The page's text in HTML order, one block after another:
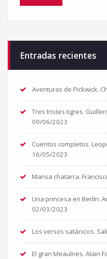
Entradas recientes
Aventuras de Pickwick.
Tres tristes tigres.
09/06/2023
Cuentos completos.
16/05/2023
Mansa chatarra.
Una princesa en Berlín.
02/03/2023
Los versos satánicos.
El gran Meaulnes. Alain